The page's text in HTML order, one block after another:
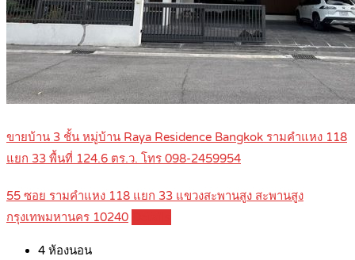
ขายบ้าน 3 ชั้น หมู่บ้าน Raya Residence Bangkok รามคำแหง 118
แยก 33 พื้นที่ 124.6 ตร.ว. โทร 098-2459954
55 ซอย รามคำแหง 118 แยก 33 แขวงสะพานสูง สะพานสูง
กรุงเทพมหานคร 10240
4 ห้องนอน